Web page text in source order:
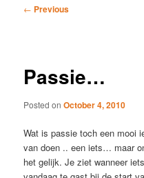
Post
← Previous
Passie…
Posted onOctober 4, 2010
Wat is passie toch een mooi
van doen .. een iets… maar
het gelijk. Je ziet wanneer